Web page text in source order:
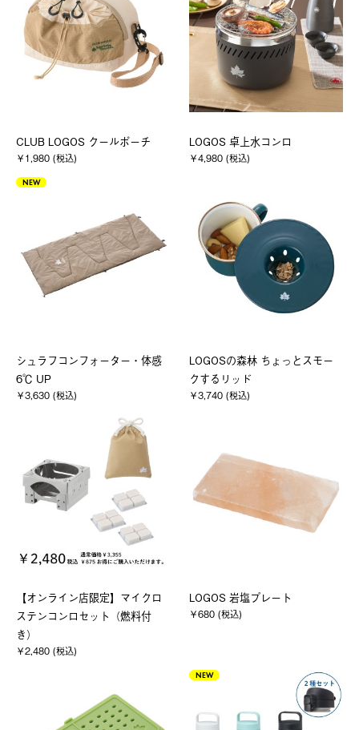
CLUB LOGOS クールポーチ
￥1,980 (税込)
LOGOS 卓上水コンロ
￥4,980 (税込)
NEW
シュラフコンフォーター・体感
6℃ UP
￥3,630 (税込)
LOGOSの森林 ちょっとスモー
クするリッド
￥3,740 (税込)
【オンライン店限定】マイクロ
ステンコンロセット（燃料付
き）
￥2,480 (税込)
LOGOS 岩塩プレート
￥680 (税込)
NEW